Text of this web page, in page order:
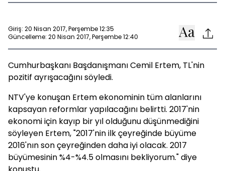
Giriş: 20 Nisan 2017, Perşembe 12:35
Güncelleme: 20 Nisan 2017, Perşembe 12:40
Cumhurbaşkanı Başdanışmanı Cemil Ertem, TL'nin
pozitif ayrışacağını söyledi.
NTV'ye konuşan Ertem ekonominin tüm alanlarını
kapsayan reformlar yapılacağını belirtti. 2017'nin
ekonomi için kayıp bir yıl olduğunu düşünmediğini
söyleyen Ertem, "2017'nin ilk çeyreğinde büyüme
2016'nın son çeyreğinden daha iyi olacak. 2017
büyümesinin %4-%4.5 olmasını bekliyorum." diye